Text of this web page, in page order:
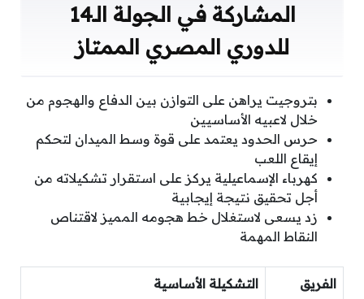
المشاركة في الجولة الـ14
للدوري المصري الممتاز
بتروجيت يراهن على التوازن بين الدفاع والهجوم من
خلال لاعبيه الأساسيين
حرس الحدود يعتمد على قوة وسط الميدان لتحكم
إيقاع اللعب
كهرباء الإسماعيلية يركز على استقرار تشكيلاته من
أجل تحقيق نتيجة إيجابية
زد يسعى لاستغلال خط هجومه المميز لاقتناص
النقاط المهمة
الفريق التشكيلة الأساسية